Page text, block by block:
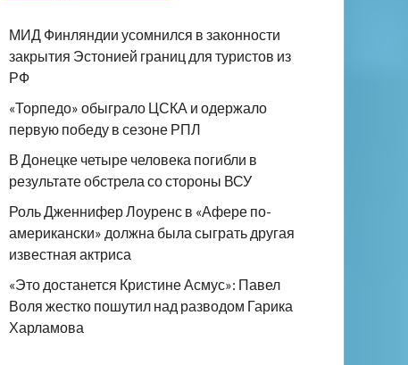
МИД Финляндии усомнился в законности
закрытия Эстонией границ для туристов из
РФ
«Торпедо» обыграло ЦСКА и одержало
первую победу в сезоне РПЛ
В Донецке четыре человека погибли в
результате обстрела со стороны ВСУ
Роль Дженнифер Лоуренс в «Афере по-
американски» должна была сыграть другая
известная актриса
«Это достанется Кристине Асмус»: Павел
Воля жестко пошутил над разводом Гарика
Харламова